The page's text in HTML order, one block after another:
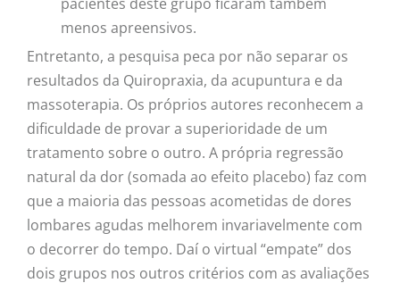
menos apreensivos.
Entretanto, a pesquisa peca por não separar os
resultados da Quiropraxia, da acupuntura e da
massoterapia. Os próprios autores reconhecem a
dificuldade de provar a superioridade de um
tratamento sobre o outro. A própria regressão
natural da dor (somada ao efeito placebo) faz com
que a maioria das pessoas acometidas de dores
lombares agudas melhorem invariavelmente com
o decorrer do tempo. Daí o virtual “empate” dos
dois grupos nos outros critérios com as avaliações